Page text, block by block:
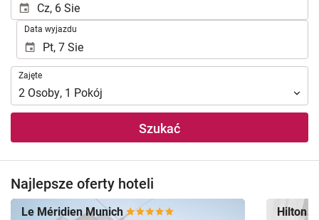
Data wyjazdu
Zajęte
Zajęte
2 Osoby, 1 Pokój
Szukać
Najlepsze oferty hoteli
Le Méridien Munich Hilton